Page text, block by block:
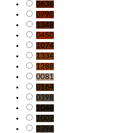
0636
0790
1348
0450
1074
1334
1288
0081
0164
0398
1048
1002
0396